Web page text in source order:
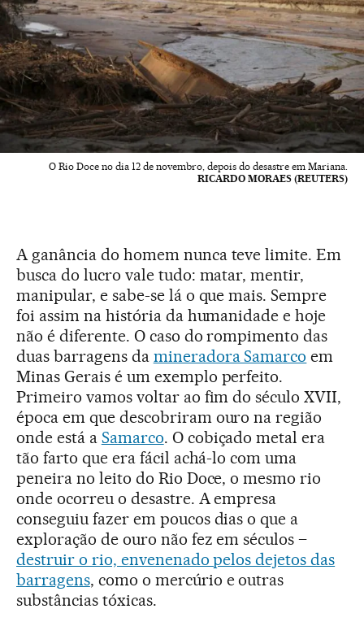
O Rio Doce no dia 12 de novembro, depois do desastre em Mariana.
RICARDO MORAES (REUTERS)
A ganância do homem nunca teve limite. Em
busca do lucro vale tudo: matar, mentir,
manipular, e sabe-se lá o que mais. Sempre
foi assim na história da humanidade e hoje
não é diferente. O caso do rompimento das
duas barragens da mineradora Samarco em
Minas Gerais é um exemplo perfeito.
Primeiro vamos voltar ao fim do século XVII,
época em que descobriram ouro na região
onde está a Samarco. O cobiçado metal era
tão farto que era fácil achá-lo com uma
peneira no leito do Rio Doce, o mesmo rio
onde ocorreu o desastre. A empresa
conseguiu fazer em poucos dias o que a
exploração de ouro não fez em séculos –
destruir o rio, envenenado pelos dejetos das
barragens, como o mercúrio e outras
substâncias tóxicas.